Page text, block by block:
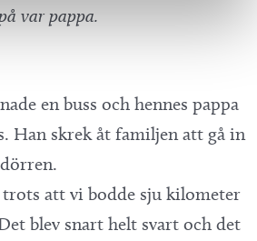
var pappa.
en buss och hennes pappa
Han skrek åt familjen att gå in
att vi bodde sju kilometer
blev snart helt svart och det